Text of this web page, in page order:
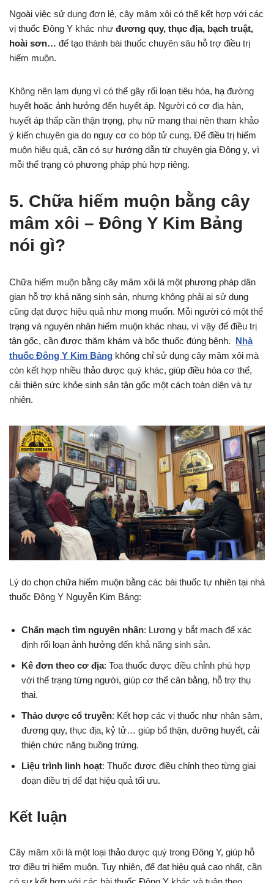
Ngoài việc sử dụng đơn lẻ, cây mâm xôi có thể kết hợp với các
vị thuốc Đông Y khác như đương quy, thục địa, bạch truật,
hoài sơn… để tạo thành bài thuốc chuyên sâu hỗ trợ điều trị
hiếm muộn.
Không nên lạm dụng vì có thể gây rối loạn tiêu hóa, hạ đường
huyết hoặc ảnh hưởng đến huyết áp. Người có cơ địa hàn,
huyết áp thấp cần thận trọng, phụ nữ mang thai nên tham khảo
ý kiến chuyên gia do nguy cơ co bóp tử cung. Để điều trị hiếm
muộn hiệu quả, cần có sự hướng dẫn từ chuyên gia Đông y, vì
mỗi thể trạng có phương pháp phù hợp riêng.
5. Chữa hiếm muộn bằng cây
mâm xôi – Đông Y Kim Bảng
nói gì?
Chữa hiếm muộn bằng cây mâm xôi là một phương pháp dân
gian hỗ trợ khả năng sinh sản, nhưng không phải ai sử dụng
cũng đạt được hiệu quả như mong muốn. Mỗi người có một thể
trạng và nguyên nhân hiếm muộn khác nhau, vì vậy để điều trị
tận gốc, cần được thăm khám và bốc thuốc đúng bệnh. Nhà
thuốc Đông Y Kim Bảng không chỉ sử dụng cây mâm xôi mà
còn kết hợp nhiều thảo dược quý khác, giúp điều hòa cơ thể,
cải thiện sức khỏe sinh sản tận gốc một cách toàn diện và tự
nhiên.
Lý do chọn chữa hiếm muộn bằng các bài thuốc tự nhiên tại nhà
thuốc Đông Y Nguyễn Kim Bảng:
Chẩn mạch tìm nguyên nhân: Lương y bắt mạch để xác
định rối loạn ảnh hưởng đến khả năng sinh sản.
Kê đơn theo cơ địa: Toa thuốc được điều chỉnh phù hợp
với thể trạng từng người, giúp cơ thể cân bằng, hỗ trợ thụ
thai.
Thảo dược cổ truyền: Kết hợp các vị thuốc như nhân sâm,
đương quy, thục địa, kỷ tử… giúp bổ thận, dưỡng huyết, cải
thiện chức năng buồng trứng.
Liệu trình linh hoạt: Thuốc được điều chỉnh theo từng giai
đoạn điều trị để đạt hiệu quả tối ưu.
Kết luận
Cây mâm xôi là một loại thảo dược quý trong Đông Y, giúp hỗ
trợ điều trị hiếm muộn. Tuy nhiên, để đạt hiệu quả cao nhất, cần